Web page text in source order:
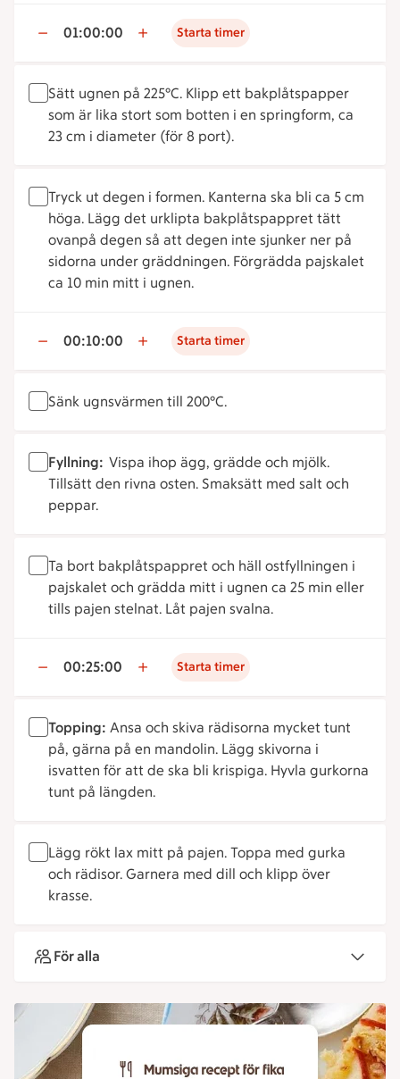
01:00:00 Starta timer
Sätt ugnen på 225°C. Klipp ett bakplåtspapper
som är lika stort som botten i en springform, ca
23 cm i diameter (för 8 port).
Tryck ut degen i formen. Kanterna ska bli ca 5 cm
höga. Lägg det urklipta bakplåtspappret tätt
ovanpå degen så att degen inte sjunker ner på
sidorna under gräddningen. Förgrädda pajskalet
ca 10 min mitt i ugnen.
00:10:00 Starta timer
Sänk ugnsvärmen till 200°C.
Fyllning: Vispa ihop ägg, grädde och mjölk.
Tillsätt den rivna osten. Smaksätt med salt och
peppar.
Ta bort bakplåtspappret och häll ostfyllningen i
pajskalet och grädda mitt i ugnen ca 25 min eller
tills pajen stelnat. Låt pajen svalna.
00:25:00 Starta timer
Topping: Ansa och skiva rädisorna mycket tunt
på, gärna på en mandolin. Lägg skivorna i
isvatten för att de ska bli krispiga. Hyvla gurkorna
tunt på längden.
Lägg rökt lax mitt på pajen. Toppa med gurka
och rädisor. Garnera med dill och klipp över
krasse.
För alla